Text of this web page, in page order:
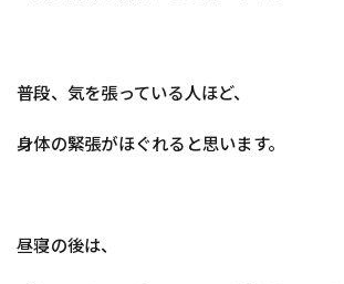
普段、気を張っている人ほど、
身体の緊張がほぐれると思います。
昼寝の後は、